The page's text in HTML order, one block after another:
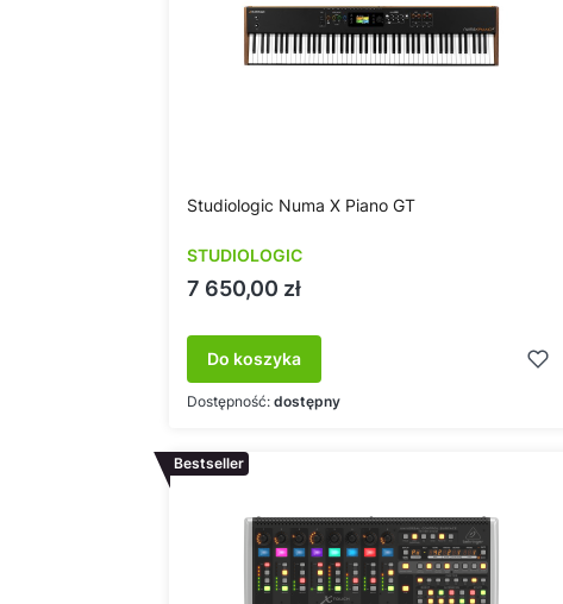
Studiologic Numa X Piano GT
STUDIOLOGIC
Cena
7 650,00 zł
Do koszyka
Dostępność: dostępny
Bestseller